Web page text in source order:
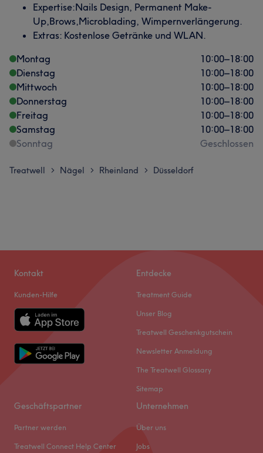
Expertise:Nails Design, Permanent Make-
Up,Brows,Microblading, Wimpernverlängerung.
Extras: Kostenlose Getränke und WLAN.
Montag
10:00–18:00
Dienstag
10:00–18:00
Mittwoch
10:00–18:00
Donnerstag
10:00–18:00
Freitag
10:00–18:00
Samstag
10:00–18:00
Sonntag
Geschlossen
Treatwell > Nägel > Rheinland > Düsseldorf
Kontakt
Kunden-Hilfe
Entdecke
Treatment Guide
Unser Blog
Treatwell Geschenkgutschein
Newsletter Anmeldung
The Treatwell Glossary
Sitemap
Geschäftspartner
Partner werden
Treatwell Connect Help Center
Unternehmen
Über uns
Jobs